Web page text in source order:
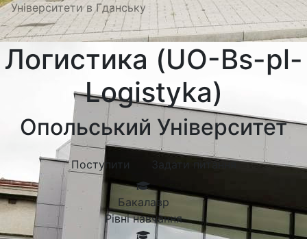
Університети в Гданську
Логистика (UO-Bs-pl-
Logistyka)
Опольський Університет
Поступити Задати питання
Бакалавр
Рівні навчання